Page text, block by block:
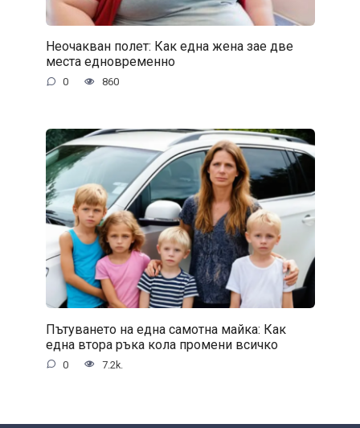
Неочакван полет: Как една жена зае две
места едновременно
0 860
Пътуването на една самотна майка: Как
една втора ръка кола промени всичко
0 7.2k.